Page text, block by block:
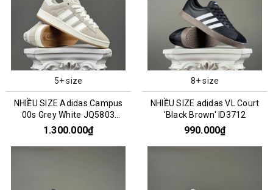
5+ size
NHIỀU SIZE Adidas Campus
00s Grey White JQ5803
0351303
1.300.000₫
8+ size
NHIỀU SIZE adidas VL Court
'Black Brown' ID3712
990.000₫